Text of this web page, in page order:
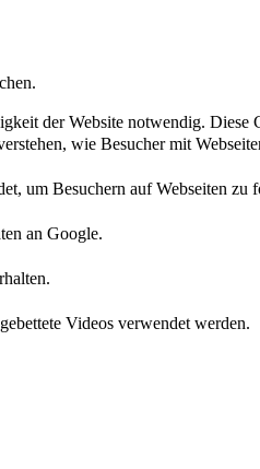
der Website notwendig. Diese
wie Besucher mit
um Besuchern auf Webseiten zu
an Google.
Videos verwendet werden.